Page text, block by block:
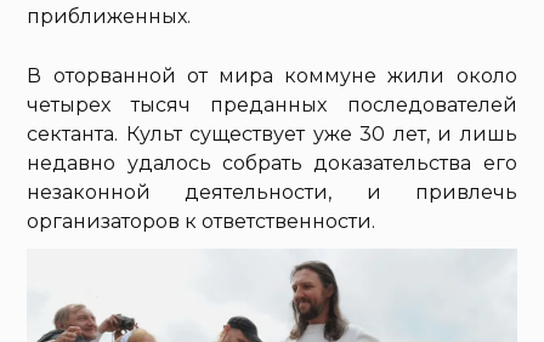
приближенных.
В оторванной от мира коммуне жили около
четырех тысяч преданных последователей
сектанта. Культ существует уже 30 лет, и лишь
недавно удалось собрать доказательства его
незаконной деятельности, и привлечь
организаторов к ответственности.